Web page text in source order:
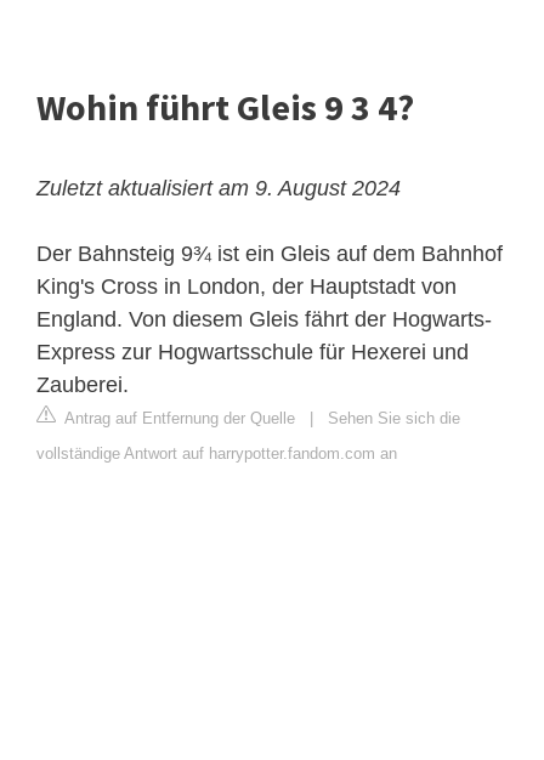
Wohin führt Gleis 9 3 4?
Zuletzt aktualisiert am 9. August 2024
Der Bahnsteig 9¾ ist ein Gleis auf dem Bahnhof
King's Cross in London, der Hauptstadt von
England. Von diesem Gleis fährt der Hogwarts-
Express zur Hogwartsschule für Hexerei und
Zauberei.
Antrag auf Entfernung der Quelle
Sehen Sie sich die
vollständige Antwort auf harrypotter.fandom.com an